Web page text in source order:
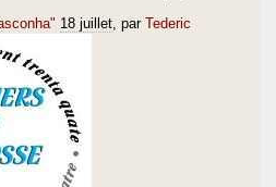
18 juillet , par Tederic